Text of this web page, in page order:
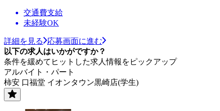
交通費支給
未経験OK
詳細を見る
応募画面に進む
以下の求人はいかがですか？
条件を緩めてヒットした求人情報をピックアップ
アルバイト・パート
柿安 口福堂 イオンタウン黒崎店(学生)